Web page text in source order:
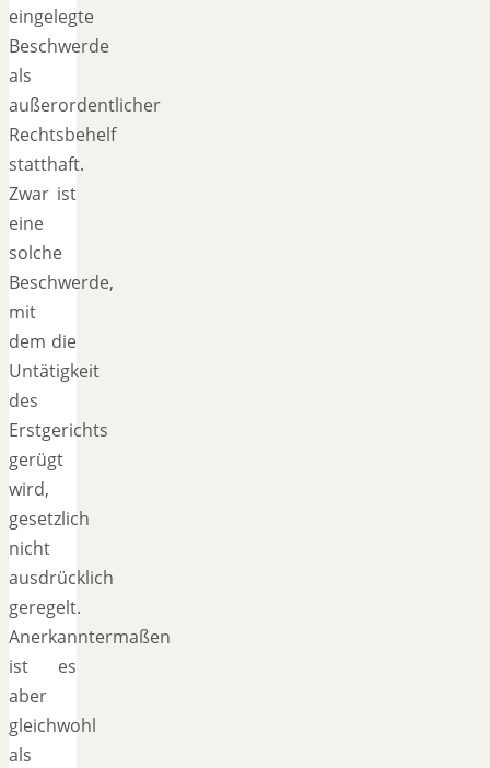
eingelegte
Beschwerde
als
außerordentlicher
Rechtsbehelf
statthaft.
Zwar ist
eine
solche
Beschwerde,
mit
dem die
Untätigkeit
des
Erstgerichts
gerügt
wird,
gesetzlich
nicht
ausdrücklich
geregelt.
Anerkanntermaßen
ist es
aber
gleichwohl
als